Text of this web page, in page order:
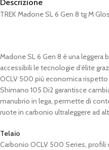
Descrizione
TREK Madone SL 6 Gen 8 tg M
Madone SL 6 Gen 8 è una leggera
accessibili le tecnologie d’élite
OCLV 500 più economica
Shimano 105 Di2 garantisce
manubrio in lega, permette di
ruote in carbonio ultraleggere ad
Telaio
Carbonio OCLV 500 Series, profili